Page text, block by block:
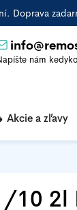
Doprava
info@
Akcie a zľavy
10 2l